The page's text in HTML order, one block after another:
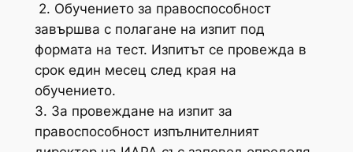
2. Обучението за правоспособност
завършва с полагане на изпит под
формата на тест. Изпитът се провежда в
срок един месец след края на
обучението.
3. За провеждане на изпит за
правоспособност изпълнителният